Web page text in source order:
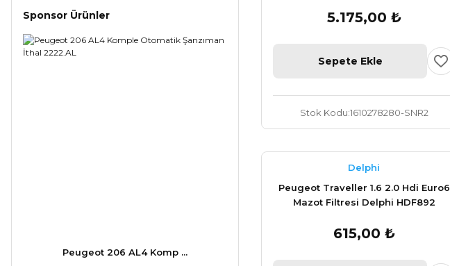
Sponsor Ürünler
Peugeot 206 AL4 Komp ...
5.175,00 ₺
Sepete Ekle
Stok Kodu 1610278280-SNR2
Delphi
Peugeot Traveller 1.6 2.0 Hdi Euro6
Mazot Filtresi Delphi HDF892
615,00 ₺